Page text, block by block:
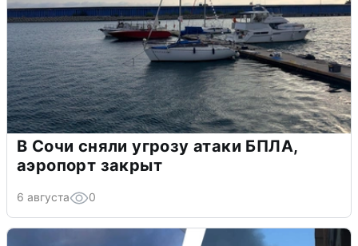
В Сочи сняли угрозу атаки БПЛА,
аэропорт закрыт
6 августа 0